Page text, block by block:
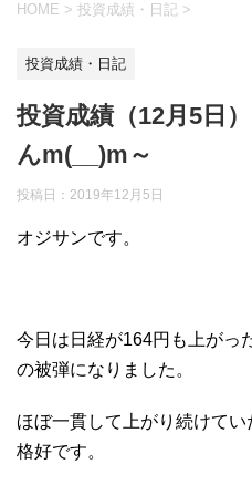
HOME > 投資成績・日記 >
投資成績・日記
投資成績（12月5日
んm(__)m～
投稿日： 2019年12月5日
オジサンです。
今日は日経が164円も上がっ
の被弾になりました。
ほぼ一貫して上がり続けて
格好です。